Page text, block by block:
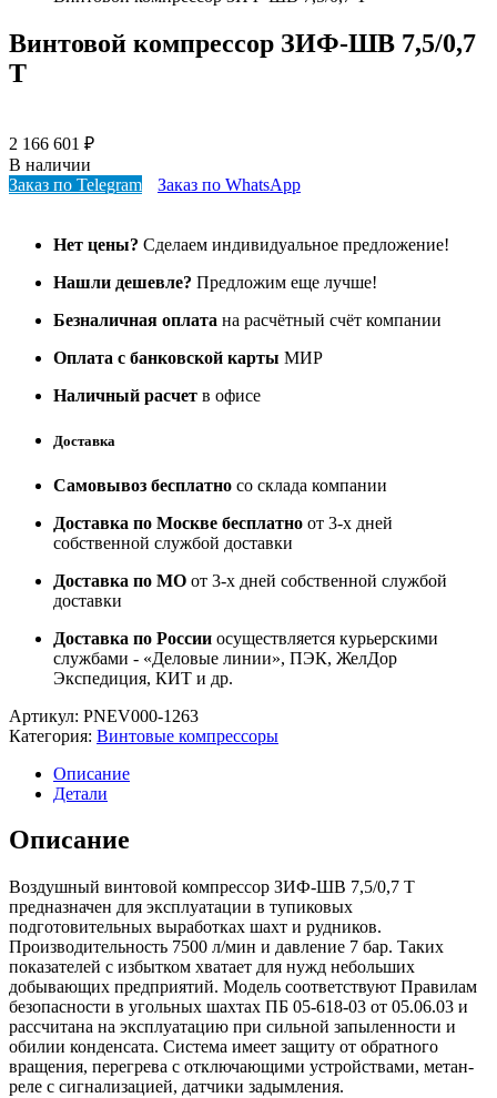
Винтовой компрессор ЗИФ-ШВ 7,5/0,7
Т
2 166 601 ₽
В наличии
Заказ по Telegram
Заказ по WhatsApp
Нет цены? Сделаем индивидуальное предложение!
Нашли дешевле? Предложим еще лучше!
Безналичная оплата на расчётный счёт компании
Оплата с банковской карты МИР
Наличный расчет в офисе
Доставка
Самовывоз бесплатно со склада компании
Доставка по Москве бесплатно от 3-х дней
собственной службой доставки
Доставка по МО от 3-х дней собственной службой
доставки
Доставка по России осуществляется курьерскими
службами - «Деловые линии», ПЭК, ЖелДор
Экспедиция, КИТ и др.
Артикул: PNEV000-1263
Категория: Винтовые компрессоры
Описание
Детали
Описание
Воздушный винтовой компрессор ЗИФ-ШВ 7,5/0,7 Т
предназначен для эксплуатации в тупиковых
подготовительных выработках шахт и рудников.
Производительность 7500 л/мин и давление 7 бар. Таких
показателей с избытком хватает для нужд небольших
добывающих предприятий. Модель соответствуют Правилам
безопасности в угольных шахтах ПБ 05-618-03 от 05.06.03 и
рассчитана на эксплуатацию при сильной запыленности и
обилии конденсата. Система имеет защиту от обратного
вращения, перегрева с отключающими устройствами, метан-
реле с сигнализацией, датчики задымления.